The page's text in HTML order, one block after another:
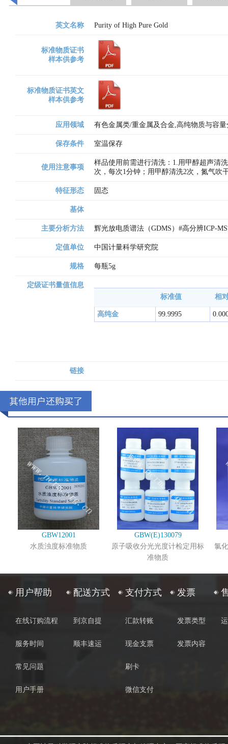
英文名称 Purity of High Pure Gold
标准物质证书
样本供参考
标准物质证书英文
样本供参考
应用领域 有色金属类/重金属及合金,高纯物质与容
保存条件 室温保存
使用注意事项
样品使用前需进行清洗：1.用甲醇超声清
次，每次1分钟；用甲醇清洗2次，氮气吹
特征形态 固态
基体
主要分析方法 辉光放电质谱法（GDMS）#高分辨ICP-
定值单位 中国计量科学研究院
规格 每瓶5g
定级证书量值信息
标准值
相
高纯金 99.9995
链接
GBW12001
水质浊度标准物质
GBW(E)130079
原子吸收分光光度计检定用标
准物质
氯
用户帮助
在线订购流程
服务时间
常见问题
用户手册
配送方式
到京自提
顺丰速运
支付方式
汇款转账
现金支票
刷卡
微信支付
发票
发票类型
发票内容